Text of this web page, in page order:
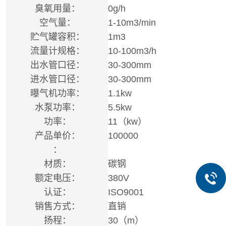
臭氧用量：
0g/h
空气量：
1-10m3/min
贮气罐容积：
1m3
流量计规格：
10-100m3/h
出水管口径：
30-300mm
进水管口径：
30-300mm
曝气机功率：
1.1kw
水泵功率：
5.5kw
功率：
11（kw）
产品单价：
100000
：
材质：
碳钢
额定电压：
380V
认证：
ISO9001
销售方式：
直销
扬程：
30（m）